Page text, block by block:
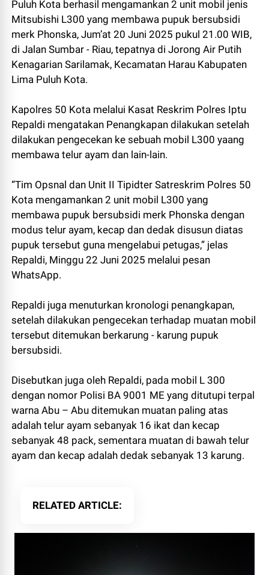
Puluh Kota berhasil mengamankan 2 unit mobil jenis
Mitsubishi L300 yang membawa pupuk bersubsidi
merk Phonska, Jum’at 20 Juni 2025 pukul 21.00 WIB,
di Jalan Sumbar - Riau, tepatnya di Jorong Air Putih
Kenagarian Sarilamak, Kecamatan Harau Kabupaten
Lima Puluh Kota.
Kapolres 50 Kota melalui Kasat Reskrim Polres Iptu
Repaldi mengatakan Penangkapan dilakukan setelah
dilakukan pengecekan ke sebuah mobil L300 yaang
membawa telur ayam dan lain-lain.
“Tim Opsnal dan Unit II Tipidter Satreskrim Polres 50
Kota mengamankan 2 unit mobil L300 yang
membawa pupuk bersubsidi merk Phonska dengan
modus telur ayam, kecap dan dedak disusun diatas
pupuk tersebut guna mengelabui petugas,” jelas
Repaldi, Minggu 22 Juni 2025 melalui pesan
WhatsApp.
Repaldi juga menuturkan kronologi penangkapan,
setelah dilakukan pengecekan terhadap muatan mobil
tersebut ditemukan berkarung - karung pupuk
bersubsidi.
Disebutkan juga oleh Repaldi, pada mobil L 300
dengan nomor Polisi BA 9001 ME yang ditutupi terpal
warna Abu – Abu ditemukan muatan paling atas
adalah telur ayam sebanyak 16 ikat dan kecap
sebanyak 48 pack, sementara muatan di bawah telur
ayam dan kecap adalah dedak sebanyak 13 karung.
RELATED ARTICLE